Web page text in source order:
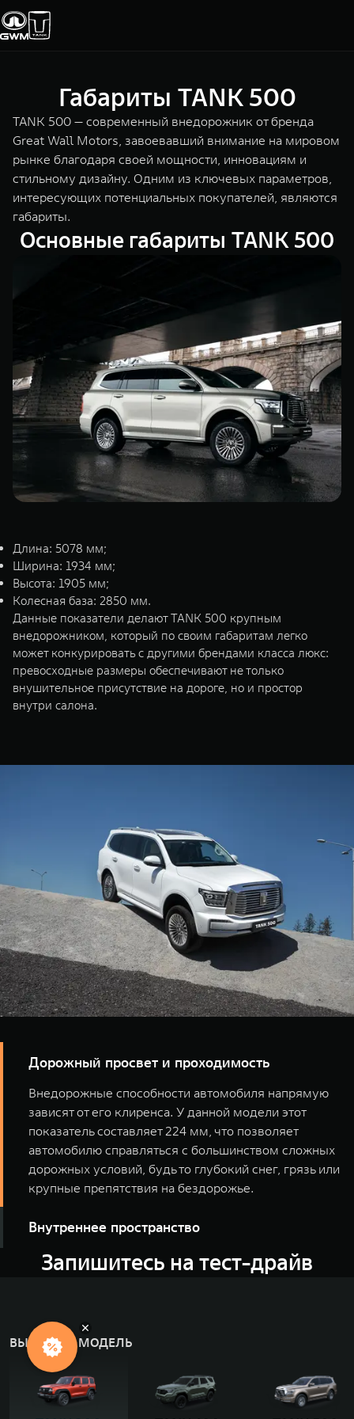
Модели
Следуй за открытиями
от 3 999 000 ₽
За пределы
от 5 599
от 6 499 000 ₽
WEY 80
Масштаб возможностей
от 6 449 000 ₽
WEY 80
Масштаб
от 8 099
Покупателям
ВЫБОР АВТОМОБИЛЯ
Конфигуратор
ПОКУПКА АВТОМОБИЛЯ
TANK Финансы
Корпоративным клиентам
TANK ФИНАНСЫ
TANK Кредит
TANK Лизинг
Владельцам
ГАРАНТИЯ И ПОДДЕРЖКА
Помощь на дороге
Калькулятор ТО
Нулевое ТО
Сервис
Специальные предложения
Моторные масла
ЦИФРОВЫЕ СЕРВИСЫ TANK
Цифровые сервисы TANK
О дилере
ИНФОРМАЦИЯ
35 лет GWM
Габариты TANK 500
TANK 500 — современный внедорожник от бренда
Great Wall Motors, завоевавший внимание на мировом
рынке благодаря своей мощности, инновациям и
стильному дизайну. Одним из ключевых параметров,
интересующих потенциальных покупателей, являются
габариты.
Основные габариты TANK 500
Длина: 5078 мм;
Ширина: 1934 мм;
Высота: 1905 мм;
Колесная база: 2850 мм.
Данные показатели делают TANK 500 крупным
внедорожником, который по своим габаритам легко
может конкурировать с другими брендами класса люкс:
превосходные размеры обеспечивают не только
внушительное присутствие на дороге, но и простор
внутри салона.
Дорожный просвет и проходимость
Внедорожные способности автомобиля напрямую
зависят от его клиренса. У данной модели этот
показатель составляет 224 мм, что позволяет
автомобилю справляться с большинством сложных
дорожных условий, будь то глубокий снег, грязь или
крупные препятствия на бездорожье.
Внутреннее пространство
Благодаря внушительным внешним габаритам, TANK
500 предлагает просторный и комфортный салон.
пассажиров как на передних, так и на задних
сиденьях, делая его идеальным выбором для
длительных поездок и путешествий большой
компанией.
Запишитесь на тест-драйв
ВЫБЕРИТЕ МОДЕЛЬ